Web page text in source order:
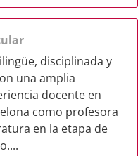
disciplinada y
una amplia
docente en
como profesora
en la etapa de